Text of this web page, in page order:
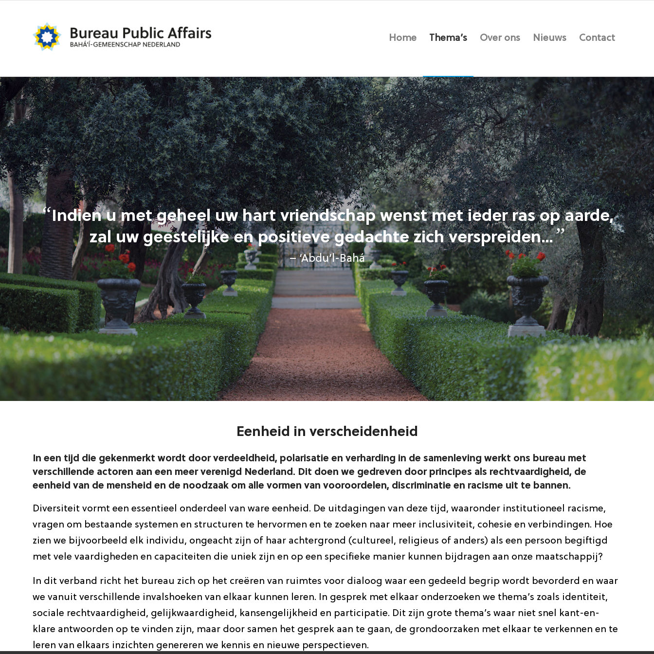
Home Thema’s Over ons Nieuws Contact
“Indien u met geheel uw hart vriendschap wenst met ieder ras op aarde,
zal uw geestelijke en positieve gedachte zich verspreiden…”
– ‘Abdu’l-Bahá
Eenheid in verscheidenheid
In een tijd die gekenmerkt wordt door verdeeldheid, polarisatie en verharding in de samenleving werkt ons bureau met
verschillende actoren aan een meer verenigd Nederland. Dit doen we gedreven door principes als rechtvaardigheid, de
eenheid van de mensheid en de noodzaak om alle vormen van vooroordelen, discriminatie en racisme uit te bannen.
Diversiteit vormt een essentieel onderdeel van ware eenheid. De uitdagingen van deze tijd, waaronder institutioneel racisme,
vragen om bestaande systemen en structuren te hervormen en te zoeken naar meer inclusiviteit, cohesie en verbindingen. Hoe
zien we bijvoorbeeld elk individu, ongeacht zijn of haar achtergrond (cultureel, religieus of anders) als een persoon begiftigd
met vele vaardigheden en capaciteiten die uniek zijn en op een specifieke manier kunnen bijdragen aan onze maatschappij?
In dit verband richt het bureau zich op het creëren van ruimtes voor dialoog waar een gedeeld begrip wordt bevorderd en waar
we vanuit verschillende invalshoeken van elkaar kunnen leren. In gesprek met elkaar onderzoeken we thema’s zoals identiteit,
sociale rechtvaardigheid, gelijkwaardigheid, kansengelijkheid en participatie. Dit zijn grote thema’s waar niet snel kant-en-
klare antwoorden op te vinden zijn, maar door samen het gesprek aan te gaan, de grondoorzaken met elkaar te verkennen en te
leren van elkaars inzichten genereren we kennis en nieuwe perspectieven.